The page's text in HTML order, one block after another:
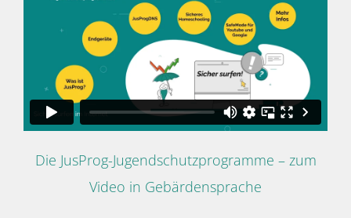
Die JusProg-Jugendschutzprogramme – zum
Video in Gebärdensprache